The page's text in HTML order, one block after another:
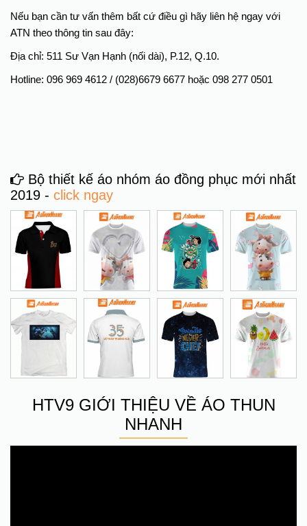
Nếu bạn cần tư vấn thêm bất cứ điều gì hãy liên hệ ngay với
ATN theo thông tin sau đây:
Địa chỉ: 511 Sư Vạn Hạnh (nối dài), P.12, Q.10.
Hotline: 096 969 4612 / (028)6679 6677 hoặc 098 277 0501
Bộ thiết kế áo nhóm áo đồng phục mới nhất
2019 - click ngay
HTV9 GIỚI THIỆU VỀ ÁO THUN
NHANH